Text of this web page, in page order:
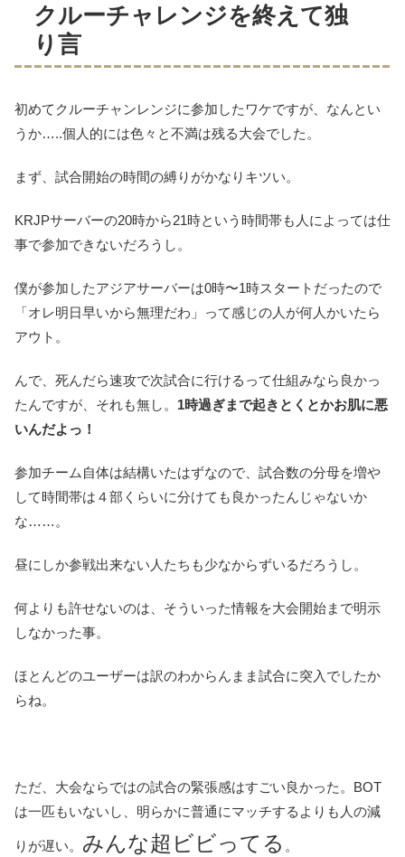
クルーチャレンジを終えて独
り言
初めてクルーチャンレンジに参加したワケですが、なんとい
うか…..個人的には色々と不満は残る大会でした。
まず、試合開始の時間の縛りがかなりキツい。
KRJPサーバーの20時から21時という時間帯も人によっては仕
事で参加できないだろうし。
僕が参加したアジアサーバーは0時〜1時スタートだったので
「オレ明日早いから無理だわ」って感じの人が何人かいたら
アウト。
んで、死んだら速攻で次試合に行けるって仕組みなら良かっ
たんですが、それも無し。 1時過ぎまで起きとくとかお肌に悪
いんだよっ！
参加チーム自体は結構いたはずなので、試合数の分母を増や
して時間帯は４部くらいに分けても良かったんじゃないか
な……。
昼にしか参戦出来ない人たちも少なからずいるだろうし。
何よりも許せないのは、そういった情報を大会開始まで明示
しなかった事。
ほとんどのユーザーは訳のわからんまま試合に突入でしたか
らね。
ただ、大会ならではの試合の緊張感はすごい良かった。BOT
は一匹もいないし、明らかに普通にマッチするよりも人の減
りが遅い。 みんな超ビビってる 。